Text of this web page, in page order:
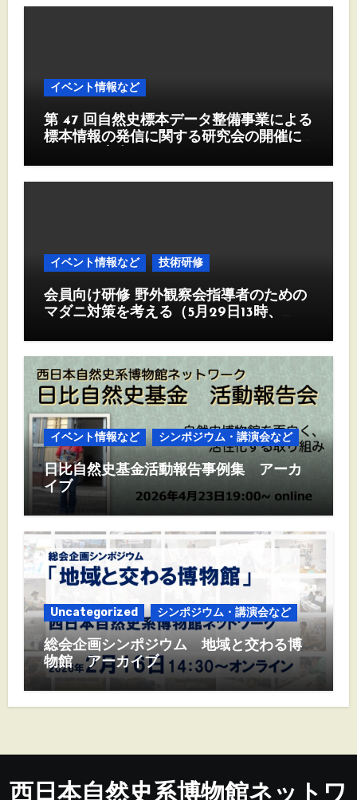
イベント情報など
第 47 回自然史標本データ整備事業による
標本情報の発信に関する研究会の開催に
イベント情報など 技術研修
会員向け研修 野外観察会指導者のための
マダニ対策を考える（5月29日13時、
イベント情報など シンポジウム・講演会など
日比自然史基金活動報告事例集 アーカ
イブ
Uncategorized シンポジウム・講演会など
総会企画シンポジウム 地域と交わる博
物館 アーカイブ
西日本自然史系博物館ネットワ